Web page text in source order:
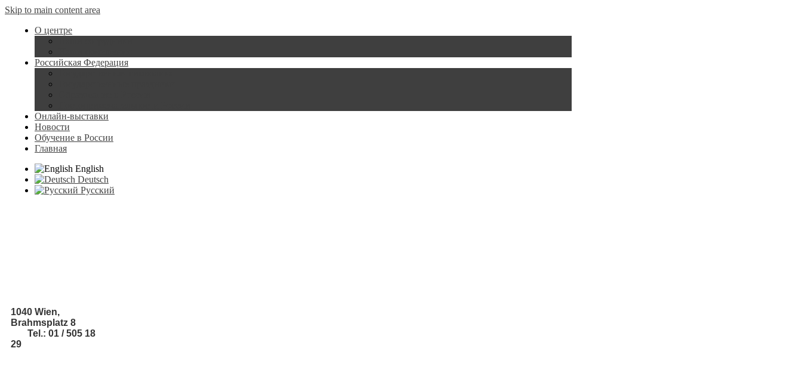
Skip to main content area
О центре
Российская Федерация
Онлайн-выставки
Новости
Обучение в России
Главная
English
Deutsch
Русский
1040 Wien,
Brahmsplatz 8
Tel.: 01 / 505 18
29